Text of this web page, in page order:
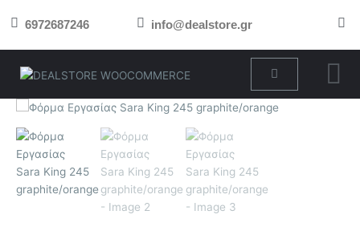
στο 6972687246 info@dealstore.gr
Cart
Φόρμα
Εργασίας
Sara
King
245
graphite/orange